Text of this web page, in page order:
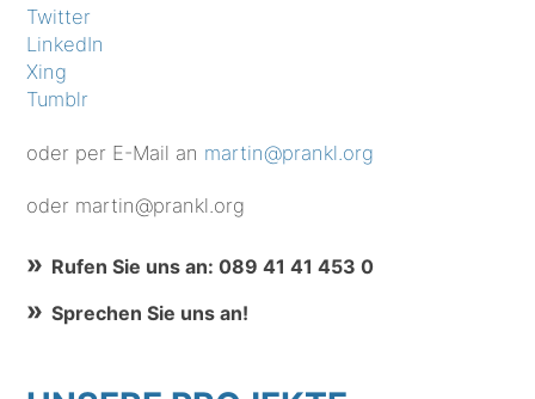
Twitter
LinkedIn
Xing
Tumblr
oder per E-Mail an martin@prankl.org
oder martin@prankl.org
Rufen Sie uns an: 089 41 41 453 0
Sprechen Sie uns an!